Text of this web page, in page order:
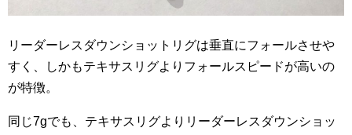
リーダーレスダウンショットリグは垂直にフォールさせや
すく、しかもテキサスリグよりフォールスピードが高いの
が特徴。
同じ7gでも、テキサスリグよりリーダーレスダウンショッ